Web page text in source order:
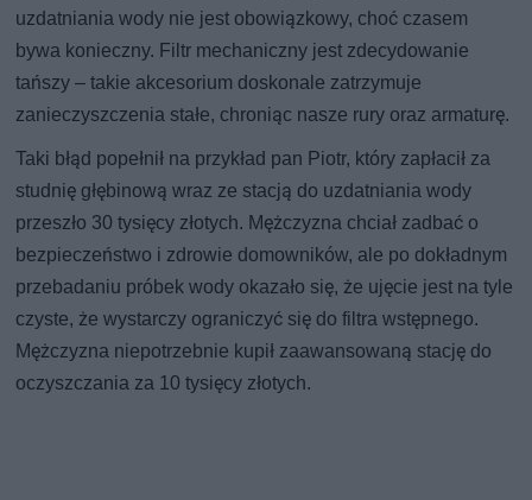
uzdatniania wody nie jest obowiązkowy, choć czasem
bywa konieczny. Filtr mechaniczny jest zdecydowanie
tańszy – takie akcesorium doskonale zatrzymuje
zanieczyszczenia stałe, chroniąc nasze rury oraz armaturę.
Taki błąd popełnił na przykład pan Piotr, który zapłacił za
studnię głębinową wraz ze stacją do uzdatniania wody
przeszło 30 tysięcy złotych. Mężczyzna chciał zadbać o
bezpieczeństwo i zdrowie domowników, ale po dokładnym
przebadaniu próbek wody okazało się, że ujęcie jest na tyle
czyste, że wystarczy ograniczyć się do filtra wstępnego.
Mężczyzna niepotrzebnie kupił zaawansowaną stację do
oczyszczania za 10 tysięcy złotych.